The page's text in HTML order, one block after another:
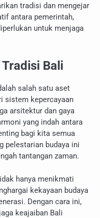
tradisi dan mengejar
antara pemerintah,
untuk menjaga
Bali
salah satu aset
sistem kepercayaan
arsitektur dan gaya
yang indah antara
bagi kita semua
pelestarian budaya ini
tantangan zaman.
hanya menikmati
kekayaan budaya
Dengan cara ini,
keajaiban Bali